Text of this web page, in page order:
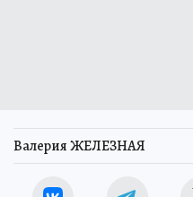
Валерия ЖЕЛЕЗНАЯ